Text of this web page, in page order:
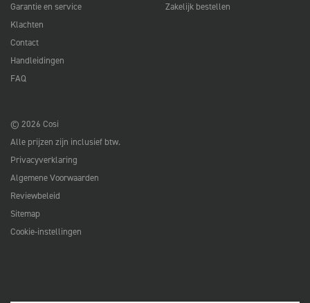
Garantie en service
Klachten
Contact
Handleidingen
FAQ
Zakelijk bestellen
© 2026 Cosi
Alle prijzen zijn inclusief btw.
Privacyverklaring
Algemene Voorwaarden
Reviewbeleid
Sitemap
Cookie-instellingen